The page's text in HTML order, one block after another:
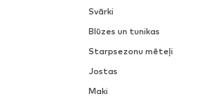
Svārki
Blūzes un tunikas
Starpsezonu mēteļi
Jostas
Maki